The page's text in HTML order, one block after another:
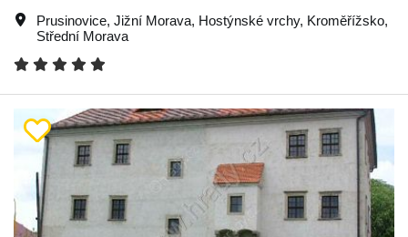
Prusinovice, Jižní Morava, Hostýnské vrchy, Kroměřížsko,
Střední Morava